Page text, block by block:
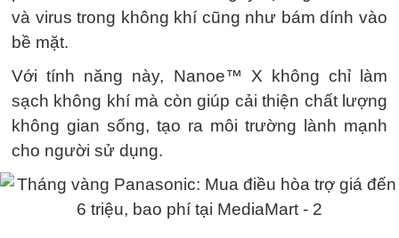
và virus trong không khí cũng như bám dính vào
bề mặt.
Với tính năng này, Nanoe™ X không chỉ làm
sạch không khí mà còn giúp cải thiện chất lượng
không gian sống, tạo ra môi trường lành mạnh
cho người sử dụng.